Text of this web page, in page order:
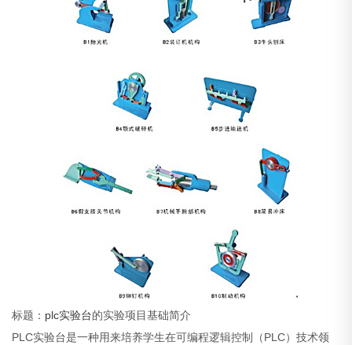
标题： plc实验台的实验项目基础简介
PLC实验台是一种用来培养学生在可编程逻辑控制（PLC）技术领